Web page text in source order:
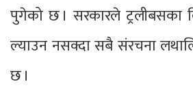
पुगेको छ । सरकारले ट्रलीबसका
ल्याउन नसक्दा सबै संरचना
छ ।